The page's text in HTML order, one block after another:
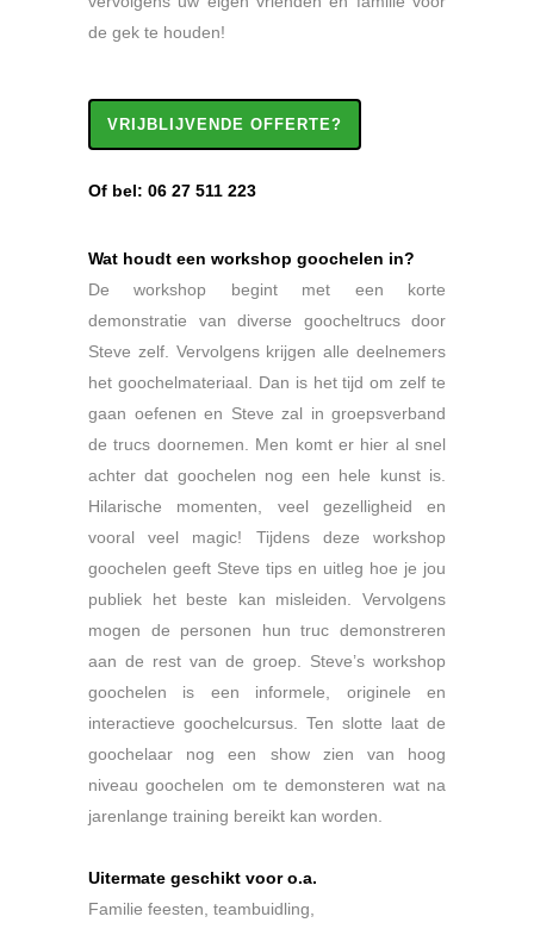
de gek te houden!
VRIJBLIJVENDE OFFERTE?
Of bel: 06 27 511 223
Wat houdt een workshop goochelen in?
De workshop begint met een korte
demonstratie van diverse goocheltrucs door
Steve zelf. Vervolgens krijgen alle deelnemers
het goochelmateriaal. Dan is het tijd om zelf te
gaan oefenen en Steve zal in groepsverband
de trucs doornemen. Men komt er hier al snel
achter dat goochelen nog een hele kunst is.
Hilarische momenten, veel gezelligheid en
vooral veel magic! Tijdens deze workshop
goochelen geeft Steve tips en uitleg hoe je jou
publiek het beste kan misleiden. Vervolgens
mogen de personen hun truc demonstreren
aan de rest van de groep. Steve’s workshop
goochelen is een informele, originele en
interactieve goochelcursus. Ten slotte laat de
goochelaar nog een show zien van hoog
niveau goochelen om te demonsteren wat na
jarenlange training bereikt kan worden.
Uitermate geschikt voor o.a.
Familie feesten, teambuidling,